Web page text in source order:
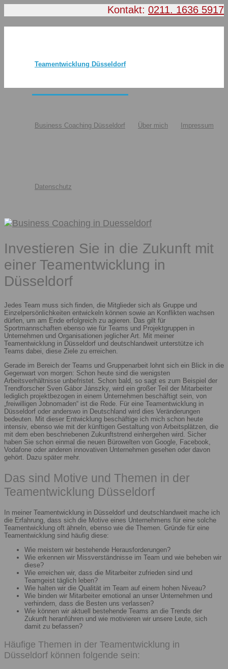
Kontakt: 0211. 1636 5917
Teamentwicklung Düsseldorf
Business Coaching Düsseldorf Über mich Impressum
Datenschutz
Investieren Sie in die Zukunft mit
einer Teamentwicklung in
Düsseldorf
Jedes Team muss sich finden, die Mitglieder sich als Gruppe und
Einzelpersönlichkeiten entwickeln können sowie an Konflikten wachsen
dürfen, um am Ende erfolgreich zu agieren. Das gilt für
Sportmannschaften ebenso wie für Teams und Projektgruppen in
Unternehmen und Organisationen jeglicher Art. Mit meiner
Teamentwicklung in Düsseldorf und deutschlandweit unterstütze ich
Teams dabei, diese Ziele zu erreichen.
Gerade im Bereich der Teams und Gruppenarbeit lohnt sich ein Blick in die
Gegenwart von morgen: Schon heute sind die wenigsten
Arbeitsverhältnisse unbefristet. Schon bald, so sagt es zum Beispiel der
Trendforscher Sven Gábor Jánszky, wird ein großer Teil der Mitarbeiter
lediglich projektbezogen in einem Unternehmen beschäftigt sein, von
„freiwilligen Jobnomaden“ ist die Rede. Für eine Teamentwicklung in
Düsseldorf oder anderswo in Deutschland wird dies Veränderungen
bedeuten. Mit dieser Entwicklung beschäftige ich mich schon heute
intensiv, ebenso wie mit der künftigen Gestaltung von Arbeitsplätzen, die
mit dem eben beschriebenen Zukunftstrend einhergehen wird. Sicher
haben Sie schon einmal die neuen Bürowelten von Google, Facebook,
Vodafone oder anderen innovativen Unternehmen gesehen oder davon
gehört. Dazu später mehr.
Das sind Motive und Themen in der
Teamentwicklung Düsseldorf
In meiner Teamentwicklung in Düsseldorf und deutschlandweit mache ich
die Erfahrung, dass sich die Motive eines Unternehmens für eine solche
Teamentwicklung oft ähneln, ebenso wie die Themen. Gründe für eine
Teamentwicklung sind häufig diese:
Wie meistern wir bestehende Herausforderungen?
Wie erkennen wir Missverständnisse im Team und wie beheben wir
diese?
Wie erreichen wir, dass die Mitarbeiter zufrieden sind und
Teamgeist täglich leben?
Wie halten wir die Qualität im Team auf einem hohen Niveau?
Wie binden wir Mitarbeiter emotional an unser Unternehmen und
verhindern, dass die Besten uns verlassen?
Wie können wir aktuell bestehende Teams an die Trends der
Zukunft heranführen und wie motivieren wir unsere Leute, sich
damit zu befassen?
Häufige Themen in der Teamentwicklung in
Düsseldorf können folgende sein: